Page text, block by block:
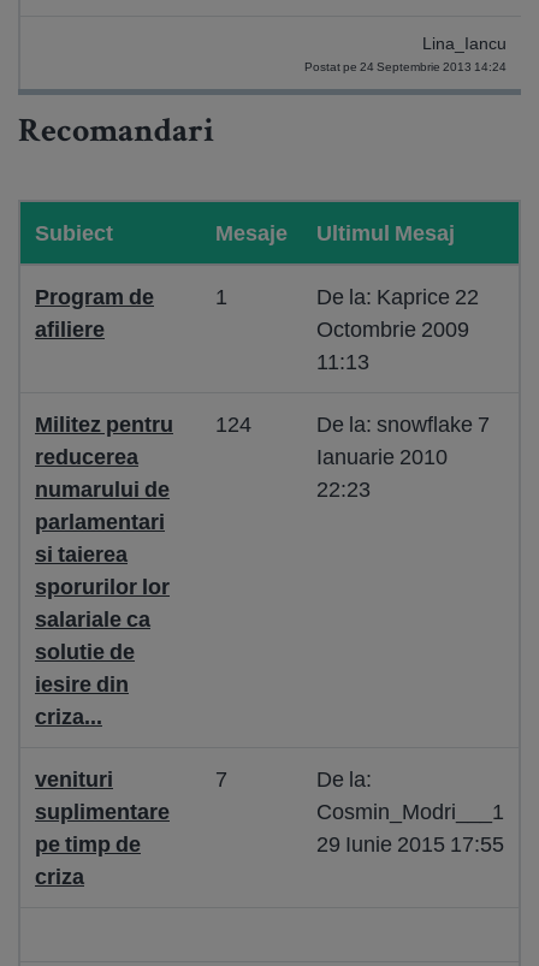
Lina_Iancu
Postat pe 24 Septembrie 2013 14:24
Recomandari
Subiect Mesaje Ultimul Mesaj
Program de
afiliere
1
De la: Kaprice 22
Octombrie 2009
11:13
Militez pentru
reducerea
numarului de
parlamentari
si taierea
sporurilor lor
salariale ca
solutie de
iesire din
criza...
124
De la: snowflake 7
Ianuarie 2010
22:23
venituri
suplimentare
pe timp de
criza
7
De la:
Cosmin_Modri___1
29 Iunie 2015 17:55